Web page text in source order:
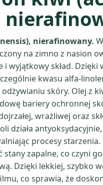
nierafinowany.
na zimno z nasion
i wyjątkowy skład.
kwasu alfa-
skóry. Olej z
bariery ochronnej
wrażliwej oraz
działa
procesy
stany zapalne, co czyni
Dzięki lekkiej, szybko
co sprawia, że